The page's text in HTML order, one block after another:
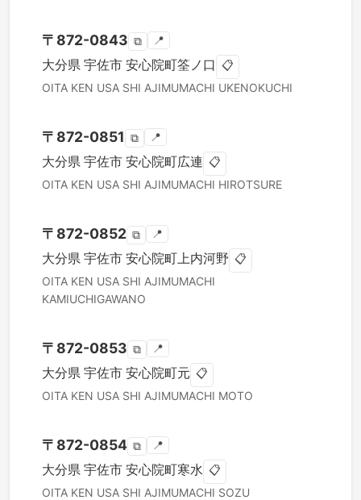
〒 872-0843 ⧉ 📍
大分県 宇佐市 安心院町筌ノ口 📋
OITA KEN USA SHI AJIMUMACHI UKENOKUCHI
〒 872-0851 ⧉ 📍
大分県 宇佐市 安心院町広連 📋
OITA KEN USA SHI AJIMUMACHI HIROTSURE
〒 872-0852 ⧉ 📍
大分県 宇佐市 安心院町上内河野 📋
OITA KEN USA SHI AJIMUMACHI
KAMIUCHIGAWANO
〒 872-0853 ⧉ 📍
大分県 宇佐市 安心院町元 📋
OITA KEN USA SHI AJIMUMACHI MOTO
〒 872-0854 ⧉ 📍
大分県 宇佐市 安心院町寒水 📋
OITA KEN USA SHI AJIMUMACHI SOZU